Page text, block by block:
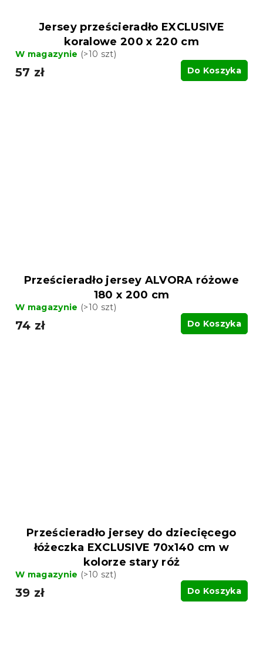
Jersey prześcieradło EXCLUSIVE
koralowe 200 x 220 cm
W magazynie (>10 szt)
57 zł Do Koszyka
Prześcieradło jersey ALVORA różowe
180 x 200 cm
W magazynie (>10 szt)
74 zł Do Koszyka
Prześcieradło jersey do dziecięcego
łóżeczka EXCLUSIVE 70x140 cm w
kolorze stary róż
W magazynie (>10 szt)
39 zł Do Koszyka